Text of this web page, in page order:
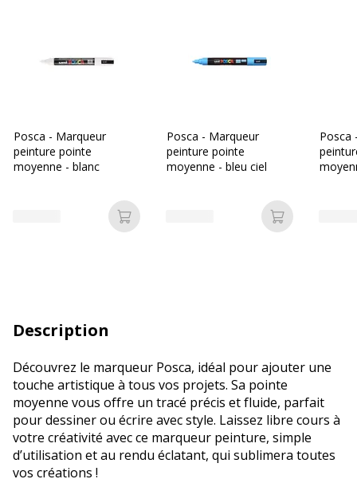
Posca - Marqueur
peinture pointe
moyenne - blanc
Ajouter au panier
Posca - Marqueur
peinture pointe
moyenne - bleu ciel
Ajouter au
Posca
Description
Découvrez le marqueur Posca, idéal pour ajouter une
touche artistique à tous vos projets. Sa pointe
moyenne vous offre un tracé précis et fluide, parfait
pour dessiner ou écrire avec style. Laissez libre cours à
votre créativité avec ce marqueur peinture, simple
d’utilisation et au rendu éclatant, qui sublimera toutes
vos créations !